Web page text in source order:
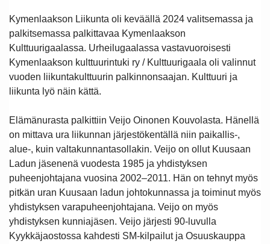
Kymenlaakson Liikunta oli keväällä 2024 valitsemassa ja
palkitsemassa palkittavaa Kymenlaakson
Kulttuurigaalassa. Urheilugaalassa vastavuoroisesti
Kymenlaakson kulttuurintuki ry / Kulttuurigaala oli valinnut
vuoden liikuntakulttuurin palkinnonsaajan. Kulttuuri ja
liikunta lyö näin kättä.
Elämänurasta palkittiin Veijo Oinonen Kouvolasta. Hänellä
on mittava ura liikunnan järjestökentällä niin paikallis-,
alue-, kuin valtakunnantasollakin. Veijo on ollut Kuusaan
Ladun jäsenenä vuodesta 1985 ja yhdistyksen
puheenjohtajana vuosina 2002–2011. Hän on tehnyt myös
pitkän uran Kuusaan ladun johtokunnassa ja toiminut myös
yhdistyksen varapuheenjohtajana. Veijo on myös
yhdistyksen kunniajäsen. Veijo järjesti 90-luvulla
Kyykkäjaostossa kahdesti SM-kilpailut ja Osuuskauppa